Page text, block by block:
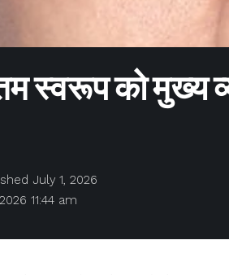
स्वरूप को मुख्य
11:44 am
July 1, 2026